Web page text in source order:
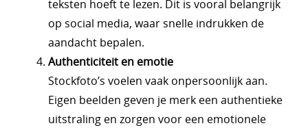
teksten hoeft te lezen. Dit is vooral belangrijk
op social media, waar snelle indrukken de
aandacht bepalen.
Authenticiteit en emotie
Stockfoto’s voelen vaak onpersoonlijk aan.
Eigen beelden geven je merk een authentieke
uitstraling en zorgen voor een emotionele